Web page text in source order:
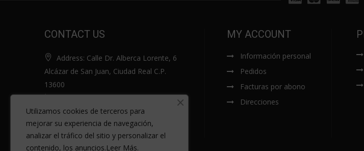
CONTACT US
Address: Calle Dr. Alberca Lorente, 6
Alcázar de San Juan, Ciudad Real C.P.
13600
Phone: 661 60 97 69
Email: yolanda@luxurynovias.com
Skype: No skype
MY ACCOUNT
Información personal
Pedidos
Facturas por abono
Direcciones
Utilizamos cookies de terceros para
mejorar su experiencia de navegación,
analizar el tráfico del sitio y personalizar el
contenido, los anuncios.Leer Más.